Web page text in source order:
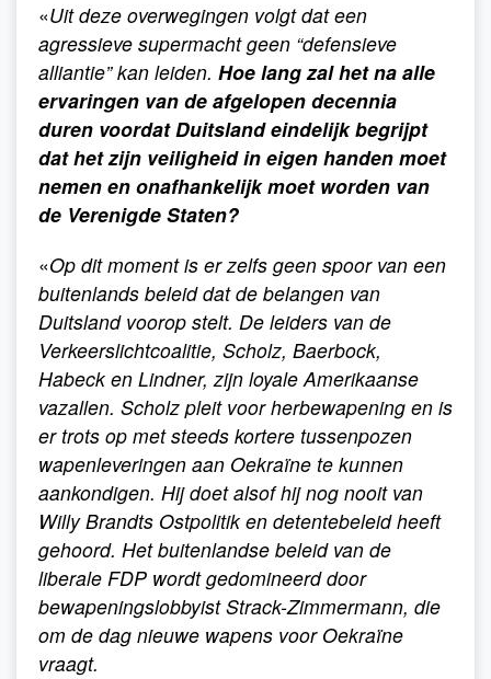
«Uit deze overwegingen volgt dat een
agressieve supermacht geen “defensieve
alliantie” kan leiden. Hoe lang zal het na alle
ervaringen van de afgelopen decennia
duren voordat Duitsland eindelijk begrijpt
dat het zijn veiligheid in eigen handen moet
nemen en onafhankelijk moet worden van
de Verenigde Staten?
«Op dit moment is er zelfs geen spoor van een
buitenlands beleid dat de belangen van
Duitsland voorop stelt. De leiders van de
Verkeerslichtcoalitie, Scholz, Baerbock,
Habeck en Lindner, zijn loyale Amerikaanse
vazallen. Scholz pleit voor herbewapening en is
er trots op met steeds kortere tussenpozen
wapenleveringen aan Oekraïne te kunnen
aankondigen. Hij doet alsof hij nog nooit van
Willy Brandts Ostpolitik en detentebeleid heeft
gehoord. Het buitenlandse beleid van de
liberale FDP wordt gedomineerd door
bewapeningslobbyist Strack-Zimmermann, die
om de dag nieuwe wapens voor Oekraïne
vraagt.